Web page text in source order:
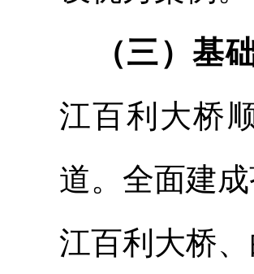
（三）基
江百利大桥
道。 全面建
江百利大桥